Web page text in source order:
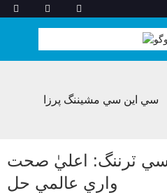
سي اين سي مشيننگ پرزا
سي ٽرننگ: اعليٰ صحت
واري عالمي حل